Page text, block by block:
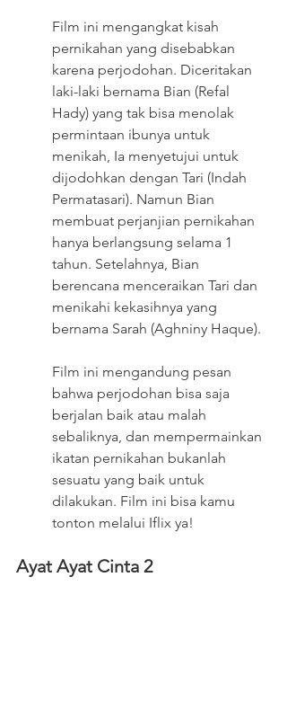
Film ini mengangkat kisah
pernikahan yang disebabkan
karena perjodohan. Diceritakan
laki-laki bernama Bian (Refal
Hady) yang tak bisa menolak
permintaan ibunya untuk
menikah, Ia menyetujui untuk
dijodohkan dengan Tari (Indah
Permatasari). Namun Bian
membuat perjanjian pernikahan
hanya berlangsung selama 1
tahun. Setelahnya, Bian
berencana menceraikan Tari dan
menikahi kekasihnya yang
bernama Sarah (Aghniny Haque).
Film ini mengandung pesan
bahwa perjodohan bisa saja
berjalan baik atau malah
sebaliknya, dan mempermainkan
ikatan pernikahan bukanlah
sesuatu yang baik untuk
dilakukan. Film ini bisa kamu
tonton melalui Iflix ya!
Ayat Ayat Cinta 2